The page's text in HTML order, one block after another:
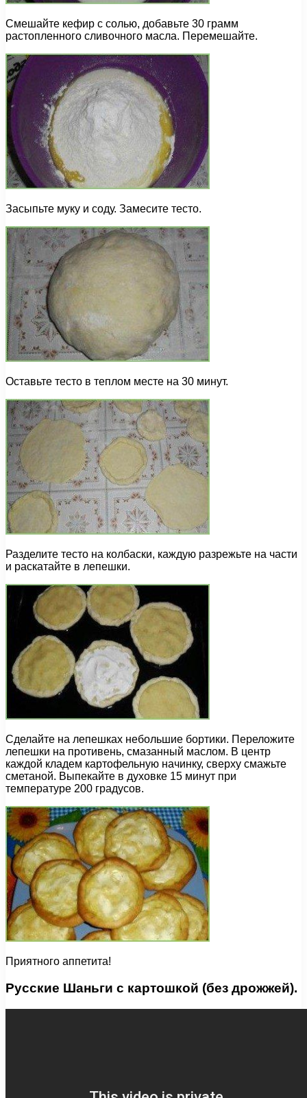
Смешайте кефир с солью, добавьте 30 грамм
растопленного сливочного масла. Перемешайте.
Засыпьте муку и соду. Замесите тесто.
Оставьте тесто в теплом месте на 30 минут.
Разделите тесто на колбаски, каждую разрежьте на части
и раскатайте в лепешки.
Сделайте на лепешках небольшие бортики. Переложите
лепешки на противень, смазанный маслом. В центр
каждой кладем картофельную начинку, сверху смажьте
сметаной. Выпекайте в духовке 15 минут при
температуре 200 градусов.
Приятного аппетита!
Русские Шаньги с картошкой (без дрожжей).